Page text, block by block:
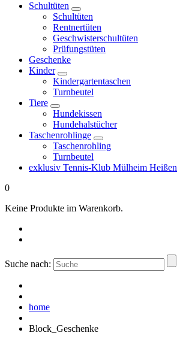
Schultüten
Schultüten
Rentnertüten
Geschwisterschultüten
Prüfungstüten
Geschenke
Kinder
Kindergartentaschen
Turnbeutel
Tiere
Hundekissen
Hundehalstücher
Taschenrohlinge
Taschenrohling
Turnbeutel
exklusiv Tennis-Klub Mülheim Heißen
0
Keine Produkte im Warenkorb.
Suche nach:
home
Block_Geschenke